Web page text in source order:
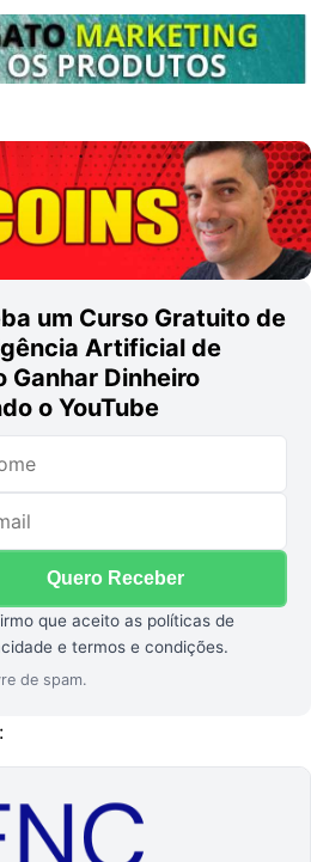
um Curso Gratuito de
Artificial de
Ganhar Dinheiro
o YouTube
que aceito as políticas de
e termos e condições.
de spam.